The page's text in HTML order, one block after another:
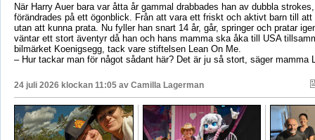
När Harry Auer bara var åtta år gammal drabbades han av dubbla
förändrades på ett ögonblick. Från att vara ett friskt och aktivt barn till
utan att kunna prata. Nu fyller han snart 14 år, går, springer och pratar
väntar ett stort äventyr då han och hans mamma ska åka till USA
bilmärket Koenigsegg, tack vare stiftelsen Lean On Me.
– Hur tackar man för något sådant här? Det är ju så stort, säger mamma
24 juli 2026 klockan 11:05 av Camilla Lagerman